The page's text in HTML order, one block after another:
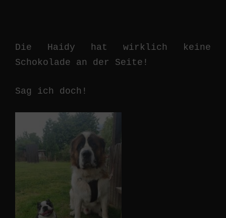
Die Haidy hat wirklich keine
Schokolade an der Seite!
Sag ich doch!